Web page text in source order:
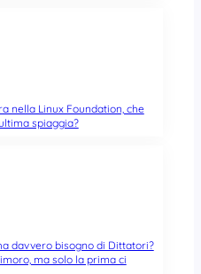
nella Linux Foundation, che
spiaggia?
davvero bisogno di Dittatori?
ma solo la prima ci